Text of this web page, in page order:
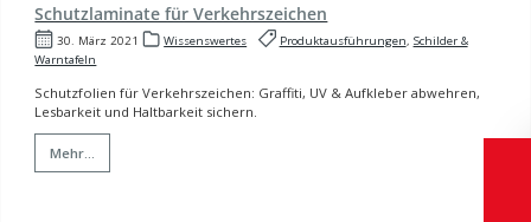
Schutzlaminate für Verkehrszeichen
30. März 2021 Wissenswertes Produktausführungen, Schilder &
Warntafeln
Schutzfolien für Verkehrszeichen: Graffiti, UV & Aufkleber abwehren,
Lesbarkeit und Haltbarkeit sichern.
Mehr...